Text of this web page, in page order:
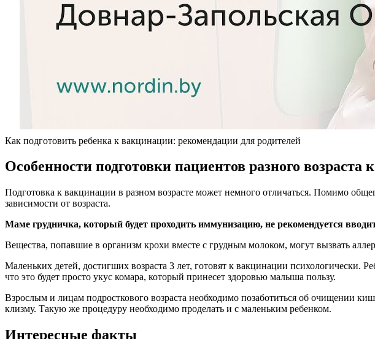
Как подготовить ребенка к вакцинации: рекомендации для родителей
Особенности подготовки пациентов разного возраста
Подготовка к вакцинации в разном возрасте может немного отличаться. Помимо
зависимости от возраста.
Маме грудничка, который будет проходить иммунизацию, не рекомендуется
Вещества, попавшие в организм крохи вместе с грудным молоком, могут вызвать
Маленьких детей, достигших возраста 3 лет, готовят к вакцинации психологически.
что это будет просто укус комара, который принесет здоровью малыша пользу.
Взрослым и лицам подросткового возраста необходимо позаботиться об очищении
клизму. Такую же процедуру необходимо проделать и с маленьким ребенком.
Интересные факты